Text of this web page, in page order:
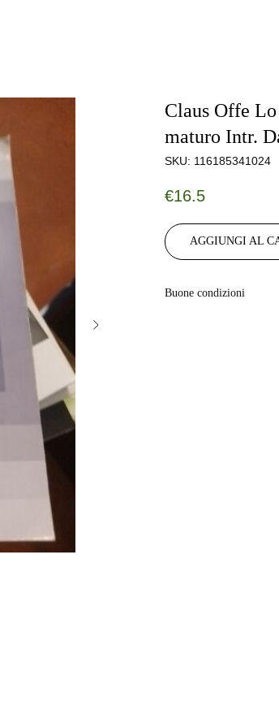
Claus Offe
maturo Intr.
SKU: 116185341024
€16.5
AGGIUNGI AL
Buone condizioni